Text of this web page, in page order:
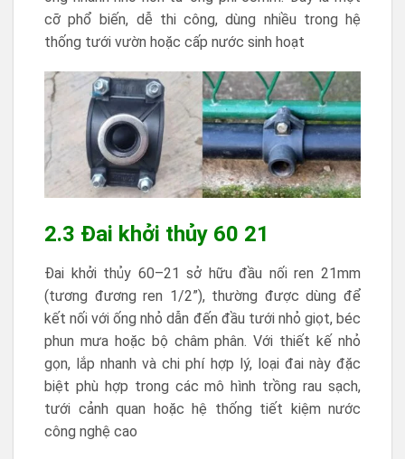
cỡ phổ biến, dễ thi công, dùng nhiều trong hệ
thống tưới vườn hoặc cấp nước sinh hoạt
2.3 Đai khởi thủy 60 21
Đai khởi thủy 60–21 sở hữu đầu nối ren 21mm
(tương đương ren 1/2”), thường được dùng để
kết nối với ống nhỏ dẫn đến đầu tưới nhỏ giọt, béc
phun mưa hoặc bộ châm phân. Với thiết kế nhỏ
gọn, lắp nhanh và chi phí hợp lý, loại đai này đặc
biệt phù hợp trong các mô hình trồng rau sạch,
tưới cảnh quan hoặc hệ thống tiết kiệm nước
công nghệ cao